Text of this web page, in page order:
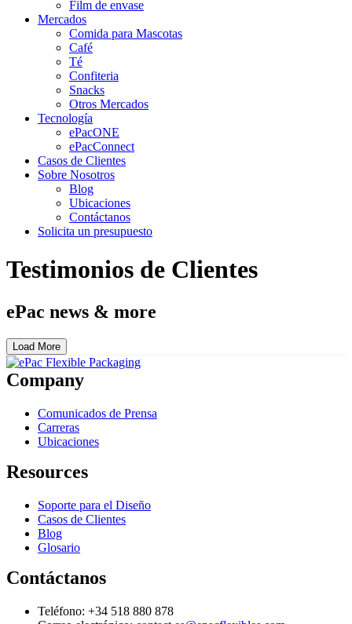
Film de envase
Mercados
Comida para Mascotas
Café
Té
Confiteria
Snacks
Otros Mercados
Tecnología
ePacONE
ePacConnect
Casos de Clientes
Sobre Nosotros
Blog
Ubicaciones
Contáctanos
Solicita un presupuesto
Testimonios de Clientes
ePac news & more
Load More
Company
Comunicados de Prensa
Carreras
Ubicaciones
Resources
Soporte para el Diseño
Casos de Clientes
Blog
Glosario
Contáctanos
Teléfono: +34 518 880 878